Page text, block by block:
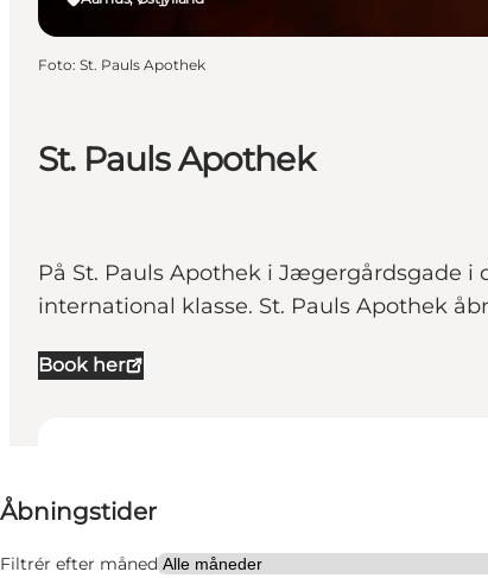
St. Pauls Apothek
På St. Pauls Apothek i Jægergårdsgade
international klasse. St. Pauls Apothek
Book her
Åbningstider
Filtrér efter måned
Besøg hjemmeside
Venner, Min partner
Foto: St. Pauls Apothek